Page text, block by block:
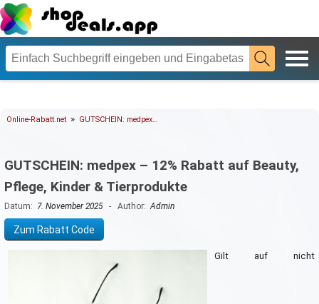
Online-Rabatt.net » GUTSCHEIN: medpex…
GUTSCHEIN: medpex – 12% Rabatt auf Beauty,
Pflege, Kinder & Tierprodukte
Datum: 7. November 2025- Author:Admin
Zum Rabatt Code
Gilt auf nicht